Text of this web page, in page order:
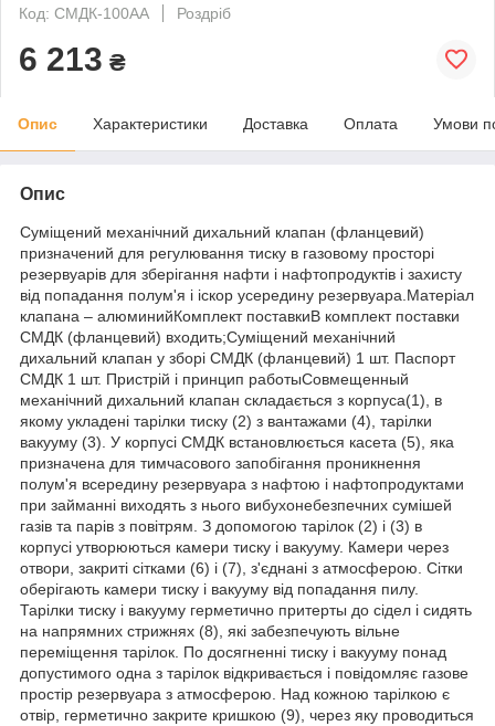
Код: СМДК-100АА
Роздріб
6 213 ₴
Опис Характеристики Доставка Оплата Умови
Опис
Суміщений механічний дихальний клапан (фланцевий)
призначений для регулювання тиску в газовому просторі
резервуарів для зберігання нафти і нафтопродуктів і захисту
від попадання полум'я і іскор усередину резервуара.Матеріал
клапана – алюминийКомплект поставкиВ комплект поставки
СМДК (фланцевий) входить;Суміщений механічний
дихальний клапан у зборі СМДК (фланцевий) 1 шт. Паспорт
СМДК 1 шт. Пристрій і принцип работыСовмещенный
механічний дихальний клапан складається з корпуса(1), в
якому укладені тарілки тиску (2) з вантажами (4), тарілки
вакууму (3). У корпусі СМДК встановлюється касета (5), яка
призначена для тимчасового запобігання проникнення
полум'я всередину резервуара з нафтою і нафтопродуктами
при займанні виходять з нього вибухонебезпечних сумішей
газів та парів з повітрям. З допомогою тарілок (2) і (3) в
корпусі утворюються камери тиску і вакууму. Камери через
отвори, закриті сітками (6) і (7), з'єднані з атмосферою. Сітки
оберігають камери тиску і вакууму від попадання пилу.
Тарілки тиску і вакууму герметично притерты до сідел і сидять
на напрямних стрижнях (8), які забезпечують вільне
переміщення тарілок. По досягненні тиску і вакууму понад
допустимого одна з тарілок відкривається і повідомляє газове
простір резервуара з атмосферою. Над кожною тарілкою є
отвір, герметично закрите кришкою (9), через яку проводиться